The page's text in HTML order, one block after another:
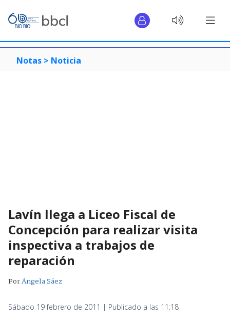
Notas > Noticia
Lavín llega a Liceo Fiscal de
Concepción para realizar visita
inspectiva a trabajos de
reparación
PorÁngela Sáez
Sábado 19 febrero de 2011 | Publicado a las 11:18